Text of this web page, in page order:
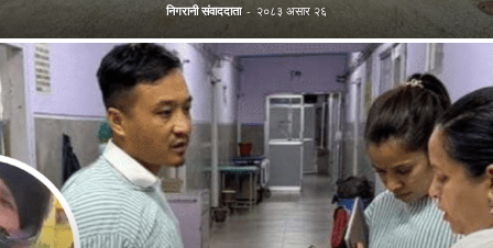
निगरानी संवाददाता - २०८३ असार २६